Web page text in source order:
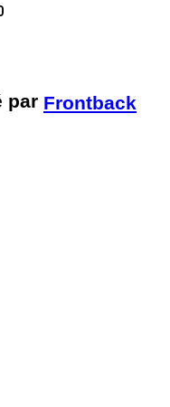
par Frontback